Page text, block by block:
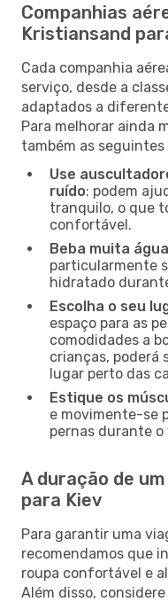
Companhias
Kristiansand
Cada companhia
serviço, desde a
adaptados a
Para melhorar ainda
também as seguintes
Use
ruído: podem
tranquilo, o que
confortável.
Beba muita água
particularmente
hidratado
Escolha o seu
espaço para as
comodidades a
crianças, poderá
lugar perto das
Estique os
e movimente-se
pernas durante o
A duração de
para Kiev
Para garantir uma
recomendamos que
roupa confortável e
Além disso,